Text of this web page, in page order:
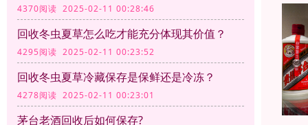
4370阅读 2025-02-11 00:28:46
回收冬虫夏草怎么吃才能充分体现其价值？
4295阅读 2025-02-11 00:23:52
回收冬虫夏草冷藏保存是保鲜还是冷冻？
4278阅读 2025-02-11 00:23:01
茅台老酒回收后如何保存?